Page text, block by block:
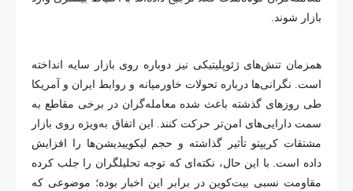
بازار شوند.
همزمان تنش‌های ژئوپلیتیکی نیز دوباره روی بازار سایه انداخته
است. نگرانی‌ها درباره تحولات خاورمیانه و روابط ایران و آمریکا
طی روز‌های گذشته باعث شده معامله‌گران در برخی مقاطع به
سمت دارایی‌های امن‌تر حرکت کنند. این اتفاق به‌ویژه روی بازار
مشتقات کریپتو تأثیر گذاشته و حجم لیکوییدیشن‌ها را افزایش
داده است. با این حال، نکته‌ای که توجه تحلیلگران را جلب کرده
مقاومت نسبی بیت‌کوین در برابر این اخبار بوده؛ موضوعی که